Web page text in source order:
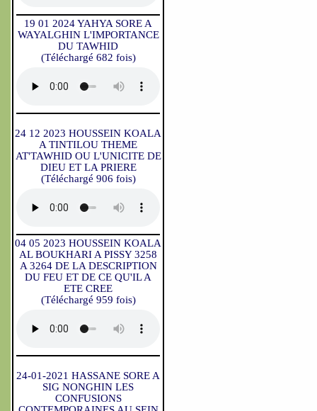
19 01 2024 YAHYA SORE A
WAYALGHIN L'IMPORTANCE
DU TAWHID
(Téléchargé 682 fois)
24 12 2023 HOUSSEIN KOALA
A TINTILOU THEME
AT'TAWHID OU L'UNICITE DE
DIEU ET LA PRIERE
(Téléchargé 906 fois)
04 05 2023 HOUSSEIN KOALA
AL BOUKHARI A PISSY 3258
A 3264 DE LA DESCRIPTION
DU FEU ET DE CE QU'IL A
ETE CREE
(Téléchargé 959 fois)
24-01-2021 HASSANE SORE A
SIG NONGHIN LES
CONFUSIONS